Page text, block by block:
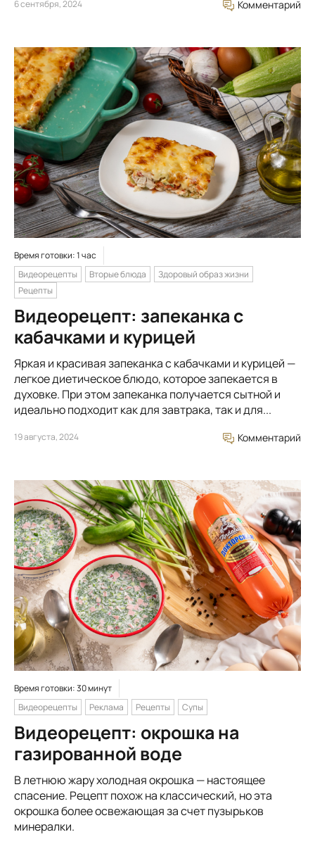
6 сентября, 2024 Комментарий
Время готовки: 1 час
Видеорецепты
Вторые блюда
Здоровый образ жизни
Рецепты
Видеорецепт: запеканка с
кабачками и курицей
Яркая и красивая запеканка с кабачками и курицей —
легкое диетическое блюдо, которое запекается в
духовке. При этом запеканка получается сытной и
идеально подходит как для завтрака, так и для...
19 августа, 2024 Комментарий
Время готовки: 30 минут
Видеорецепты
Реклама Рецепты Супы
Видеорецепт: окрошка на
газированной воде
В летнюю жару холодная окрошка — настоящее
спасение. Рецепт похож на классический, но эта
окрошка более освежающая за счет пузырьков
минералки.